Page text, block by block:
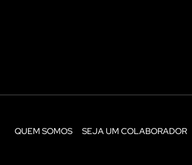
QUEM SOMOS SEJA UM COLABORADOR